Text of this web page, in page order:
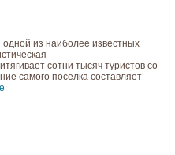
из наиболее известных
сотни тысяч туристов со
самого поселка составляет